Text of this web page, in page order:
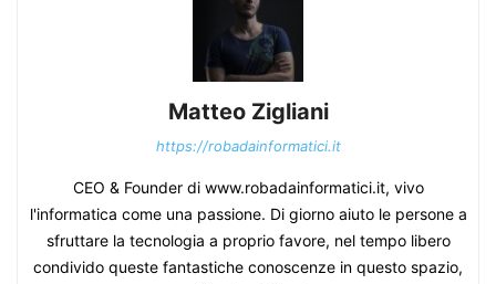
Matteo Zigliani
https://robadainformatici.it
CEO & Founder di www.robadainformatici.it, vivo
l'informatica come una passione. Di giorno aiuto le persone a
sfruttare la tecnologia a proprio favore, nel tempo libero
condivido queste fantastiche conoscenze in questo spazio,